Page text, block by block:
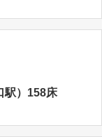
駅）158床